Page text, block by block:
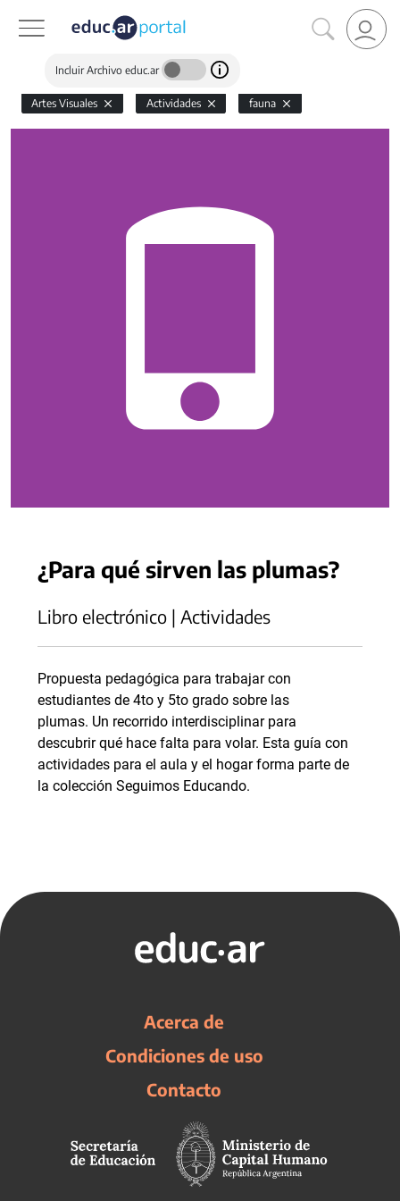
Incluir Archivo educ.ar
Artes Visuales Actividades fauna
¿Para qué sirven las plumas?
Libro electrónico | Actividades
Propuesta pedagógica para trabajar con
estudiantes de 4to y 5to grado sobre las
plumas. Un recorrido interdisciplinar para
descubrir qué hace falta para volar. Esta guía con
actividades para el aula y el hogar forma parte de
la colección Seguimos Educando.
Acerca de
Condiciones de uso
Contacto